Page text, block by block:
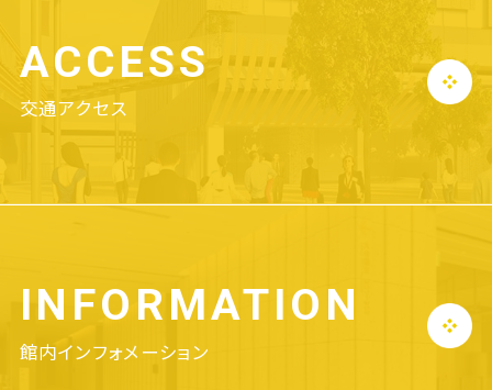
ACCESS
交通アクセス
INFORMATION
館内インフォメーション